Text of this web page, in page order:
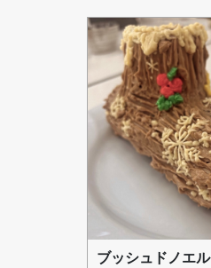
ブッシュドノエル